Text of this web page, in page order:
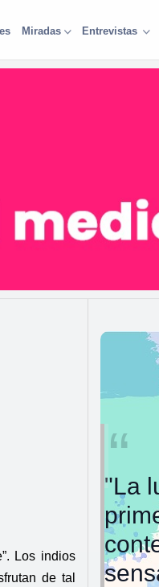
Miradas Entrevistas
Los indios
de tal
"La